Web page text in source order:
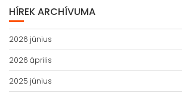
HÍREK ARCHÍVUMA
2026 június
2026 április
2025 június